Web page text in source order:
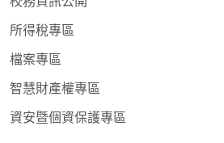
所得稅專區
檔案專區
智慧財產權專區
資安暨個資保護專區